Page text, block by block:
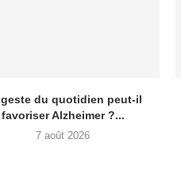
geste du quotidien peut-il
favoriser Alzheimer ?...
7 août 2026